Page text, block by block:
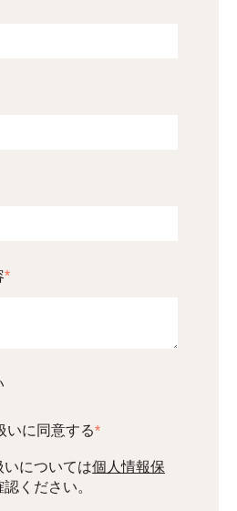
*
いに同意する*
については個人情報保
ください。